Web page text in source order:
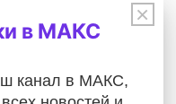
службой по
×
в МАКС
канал в МАКС,